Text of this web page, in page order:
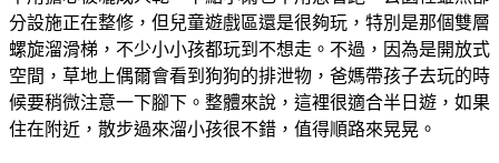
分設施正在整修，但兒童遊戲區還是很夠玩，特別是那個雙層
螺旋溜滑梯，不少小小孩都玩到不想走。不過，因為是開放式
空間，草地上偶爾會看到狗狗的排泄物，爸媽帶孩子去玩的時
候要稍微注意一下腳下。整體來說，這裡很適合半日遊，如果
住在附近，散步過來溜小孩很不錯，值得順路來晃晃。